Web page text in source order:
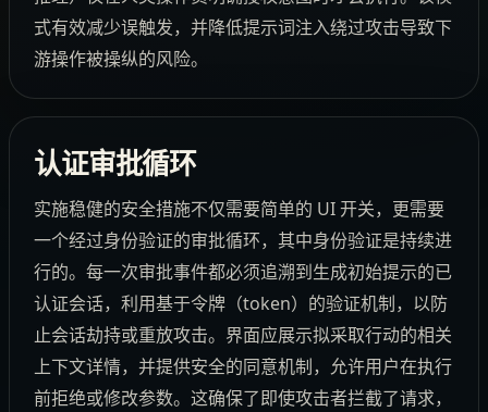
式有效减少误触发，并降低提示词注入绕过攻击导致下
游操作被操纵的风险。
认证审批循环
实施稳健的安全措施不仅需要简单的 UI 开关，更需要
一个经过身份验证的审批循环，其中身份验证是持续进
行的。每一次审批事件都必须追溯到生成初始提示的已
认证会话，利用基于令牌（token）的验证机制，以防
止会话劫持或重放攻击。界面应展示拟采取行动的相关
上下文详情，并提供安全的同意机制，允许用户在执行
前拒绝或修改参数。这确保了即使攻击者拦截了请求，